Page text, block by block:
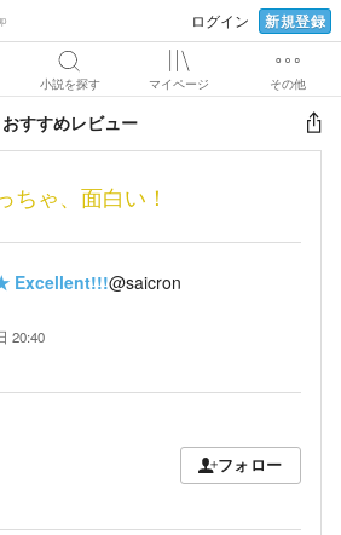
ログイン 新規登録
小説を探す マイページ その他
おすすめレビュー
ちゃ、面白い！
Excellent!!!@saicron
20:40
フォロー